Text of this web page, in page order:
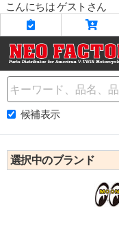
こんにちは ゲストさん
Name
候補表示
選択中のブランド